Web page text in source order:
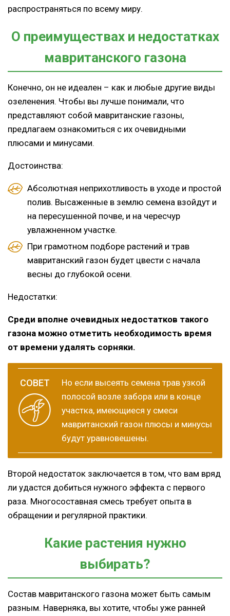
распространяться по всему миру.
О преимуществах и недостатках
мавританского газона
Конечно, он не идеален – как и любые другие виды
озеленения. Чтобы вы лучше понимали, что
представляют собой мавританские газоны,
предлагаем ознакомиться с их очевидными
плюсами и минусами.
Достоинства:
Абсолютная неприхотливость в уходе и простой
полив. Высаженные в землю семена взойдут и
на пересушенной почве, и на чересчур
увлажненном участке.
При грамотном подборе растений и трав
мавританский газон будет цвести с начала
весны до глубокой осени.
Недостатки:
Среди вполне очевидных недостатков такого
газона можно отметить необходимость время
от времени удалять сорняки.
Но если высеять семена трав узкой
полосой возле забора или в конце
участка, имеющиеся у смеси
мавританский газон плюсы и минусы
будут уравновешены.
Второй недостаток заключается в том, что вам вряд
ли удастся добиться нужного эффекта с первого
раза. Многосоставная смесь требует опыта в
обращении и регулярной практики.
Какие растения нужно
выбирать?
Состав мавританского газона может быть самым
разным. Наверняка, вы хотите, чтобы уже ранней